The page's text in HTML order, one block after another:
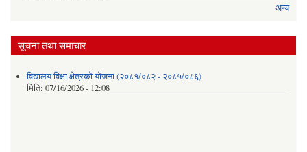
अन्य
सूचना तथा समाचार
विद्यालय विक्षा क्षेत्रको योजना (२०८१/०८२ - २०८५/०८६)
मिति: 07/16/2026 - 12:08